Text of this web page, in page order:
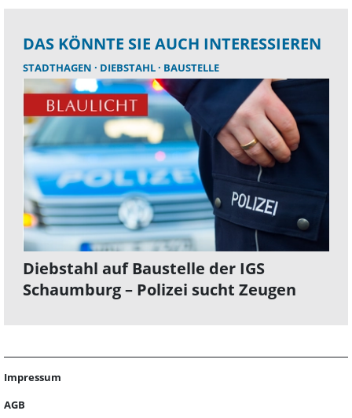
DAS KÖNNTE SIE AUCH INTERESSIEREN
STADTHAGEN DIEBSTAHL BAUSTELLE
Diebstahl auf Baustelle der IGS
Schaumburg – Polizei sucht Zeugen
Impressum
AGB